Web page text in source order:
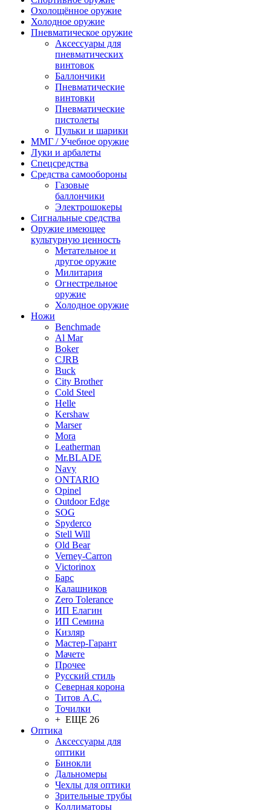
Охолощённое оружие
Холодное оружие
Пневматическое оружие
Аксессуары для
пневматических
винтовок
Баллончики
Пневматические
винтовки
Пневматические
пистолеты
Пульки и шарики
ММГ / Учебное оружие
Луки и арбалеты
Спецсредства
Средства самообороны
Газовые
баллончики
Электрошокеры
Сигнальные средства
Оружие имеющее
культурную ценность
Метательное и
другое оружие
Милитария
Огнестрельное
оружие
Холодное оружие
Ножи
Benchmade
Al Mar
Boker
CJRB
Buck
City Brother
Cold Steel
Helle
Kershaw
Marser
Mora
Leatherman
Mr.BLADE
Navy
ONTARIO
Opinel
Outdoor Edge
SOG
Spyderco
Stell Will
Old Bear
Verney-Carron
Victorinox
Барс
Калашников
Zero Tolerance
ИП Елагин
ИП Семина
Кизляр
Мастер-Гарант
Мачете
Прочее
Русский стиль
Северная корона
Титов А.С.
Точилки
+ ЕЩЕ 26
Оптика
Аксессуары для
оптики
Бинокли
Дальномеры
Чехлы для оптики
Зрительные трубы
Коллиматоры